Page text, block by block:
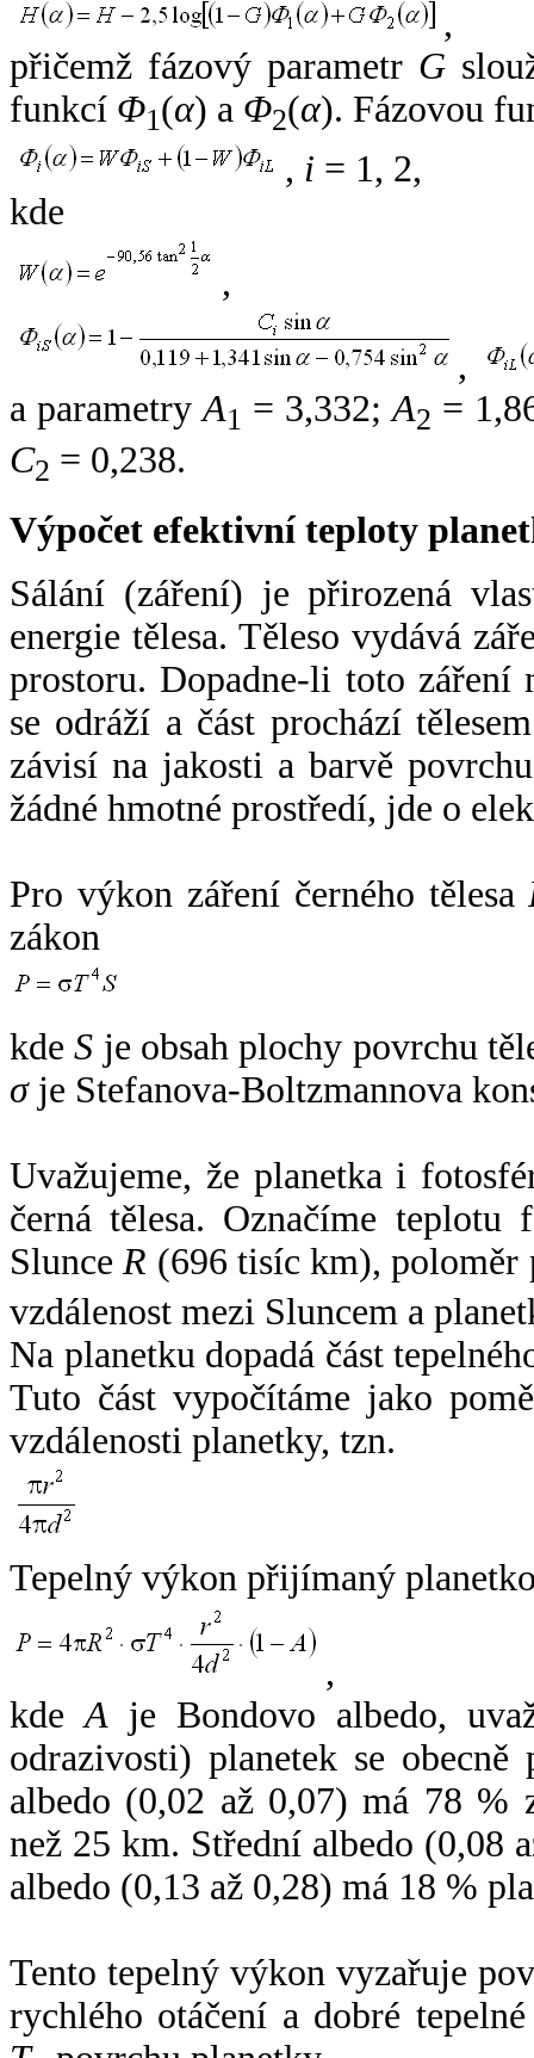
,
přičemž fázový parametr G
funkcí Φ1(α) a Φ2(α). Fázovou
, i = 1, 2,
kde
,
,
a parametryA1 = 3,332;A2 =
C2 = 0,238.
Výpočet efektivní teploty
Sálání (záření) je přirozená
energie tělesa. Těleso vydává
prostoru. Dopadne-li toto záření
se odráží a část prochází
závisí na jakosti a barvě
žádné hmotné prostředí, jde o
Pro výkon záření černého tělesa
zákon
kdeS je obsah plochy povrchu
σje Stefanova-Boltzmannova
Uvažujeme, že planetka i
černá tělesa. Označíme
SlunceR (696 tisíc km),
vzdálenost mezi Sluncem a
Na planetku dopadá část
Tuto část vypočítáme jako
vzdálenosti planetky, tzn.
Tepelný výkon přijímaný
,
kdeA je Bondovo albedo,
odrazivosti) planetek se
albedo (0,02 až 0,07) má 78 %
než 25 km. Střední albedo (0,08
albedo (0,13 až 0,28) má 18 %
Tento tepelný výkon vyzařuje
rychlého otáčení a dobré